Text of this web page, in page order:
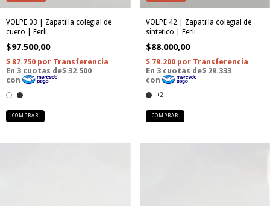
VOLPE 03 | Zapatilla colegial de
cuero | Ferli
$97.500,00
COMPRAR
VOLPE 42 | Zapatilla colegial de
sintetico | Ferli
$88.000,00
+2
COMPRAR